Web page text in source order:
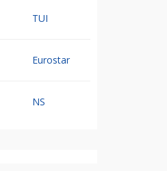
TUI
Eurostar
NS